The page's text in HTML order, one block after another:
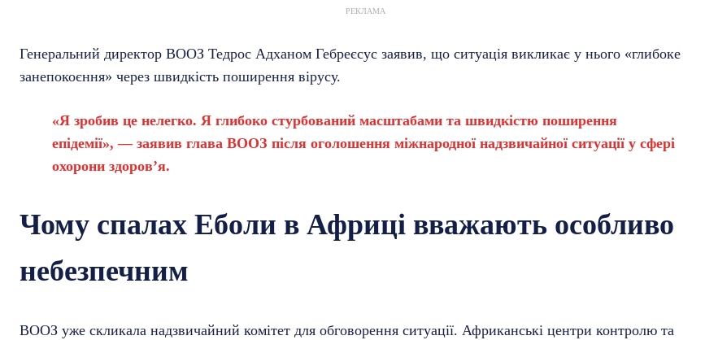
РЕКЛАМА
Генеральний директор ВООЗ Тедрос Адханом Гебреєсус заявив, що ситуація викликає у нього «глибоке
занепокоєння» через швидкість поширення вірусу.
«Я зробив це нелегко. Я глибоко стурбований масштабами та швидкістю поширення
епідемії», — заявив глава ВООЗ після оголошення міжнародної надзвичайної ситуації у сфері
охорони здоров’я.
Чому спалах Еболи в Африці вважають особливо
небезпечним
ВООЗ уже скликала надзвичайний комітет для обговорення ситуації. Африканські центри контролю та